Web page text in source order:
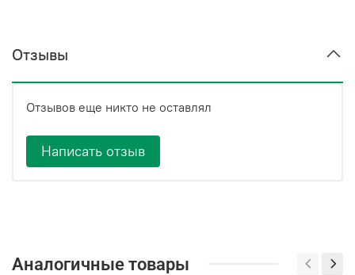
Отзывы
Отзывов еще никто не оставлял
Написать отзыв
Аналогичные товары